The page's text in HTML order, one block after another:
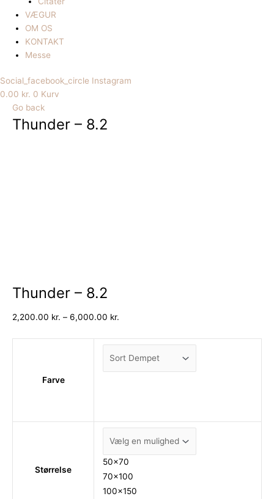
VÆGUR
OM OS
KONTAKT
Messe
Social_facebook_circle Instagram
0.00 kr. 0 Kurv
Go back
Thunder – 8.2
Thunder – 8.2
2,200.00 kr. – 6,000.00 kr.
Farve
Størrelse
50x70
70x100
100x150